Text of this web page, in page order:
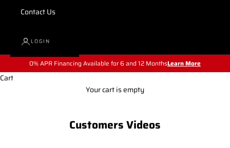
Contact Us
LOGIN
0% APR Financing Available for 6 and 12 MonthsLearn More
Cart
Your cart is empty
Customers Videos